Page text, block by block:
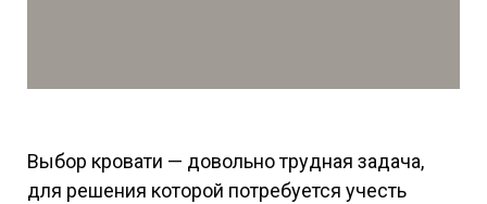
Выбор кровати — довольно трудная задача,
для решения которой потребуется учесть